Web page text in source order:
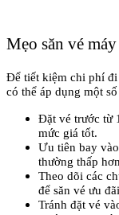
Mẹo săn vé
Để tiết kiệm chi phí đi
có thể áp dụng một số
Đặt vé trước từ
mức giá tốt.
Ưu tiên bay
thường thấp
Theo dõi các
để săn vé ưu
Tránh đặt vé